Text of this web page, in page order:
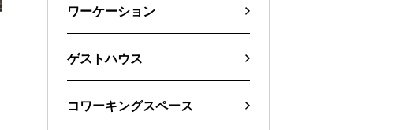
ワーケーション
ゲストハウス
コワーキングスペース